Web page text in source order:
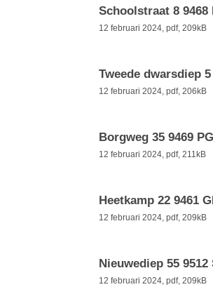
Schoolstraat 8 9468
12 februari 2024, pdf, 209kB
Tweede dwarsdiep
12 februari 2024, pdf, 206kB
Borgweg 35 9469
12 februari 2024, pdf, 211kB
Heetkamp 22 9461
12 februari 2024, pdf, 209kB
Nieuwediep 55
12 februari 2024, pdf, 209kB